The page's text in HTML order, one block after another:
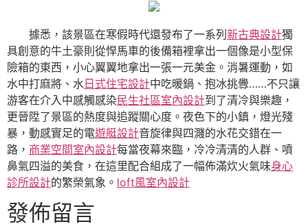
據悉，該景區在寒假時代還發布了一系列新古典設計獨
具創意的牛土豪則從悍馬車的後備箱裡拿出一個像是小型保
險箱的東西，小心翼翼地拿出一張一元美金。消暑運動，如
水中打麻將、水日式住宅設計中吃暖鍋、抱冰挑釁……不只讓
游客在介入中感觸感染民生社區室內設計到了清冷與樂趣，
更晉陞了景區的熱度與追蹤關心度。夜色下的小鎮，燈光殘
暴，動感實足的電遊艇設計音旋律與四濺的水花交錯在一
路， 商業空間室內設計每當夜幕來臨，冷冷清清的人群、噴
鼻氣四溢的美食，在這里配合組成了一幅佈滿炊火氣味身心
診所設計的繁榮氣象。 loft風室內設計
發佈留言